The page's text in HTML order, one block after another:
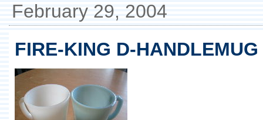
February 29, 2004
FIRE-KING D-